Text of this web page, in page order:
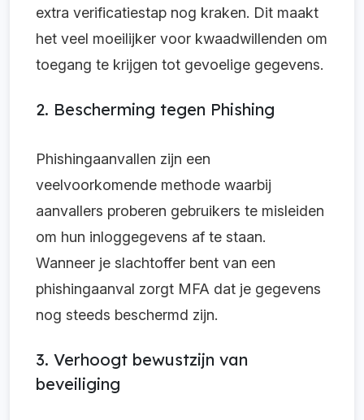
extra verificatiestap nog kraken. Dit maakt
het veel moeilijker voor kwaadwillenden om
toegang te krijgen tot gevoelige gegevens.
2. Bescherming tegen Phishing
Phishingaanvallen zijn een
veelvoorkomende methode waarbij
aanvallers proberen gebruikers te misleiden
om hun inloggegevens af te staan.
Wanneer je slachtoffer bent van een
phishingaanval zorgt MFA dat je gegevens
nog steeds beschermd zijn.
3. Verhoogt bewustzijn van
beveiliging